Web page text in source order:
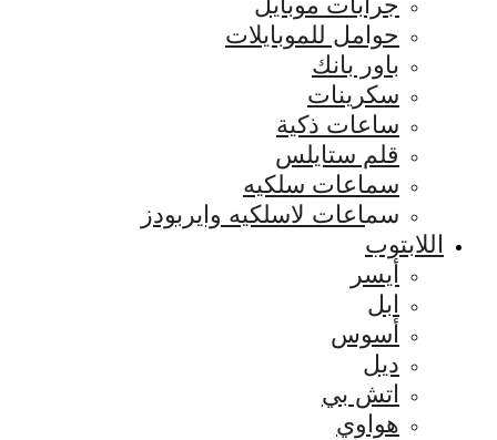
حوامل للموبايلات
باور بانك
سكرينات
ساعات ذكية
قلم ستايلس
سماعات سلكيه
سماعات لاسلكيه وايربودز
اللابتوب
أيسر
ابل
أسوس
ديل
اتش بي
هواوي